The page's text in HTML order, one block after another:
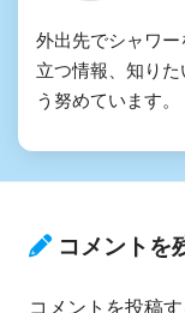
外出先でシャワ
立つ情報、知り
う努めています。
コメントを
コメントを投稿